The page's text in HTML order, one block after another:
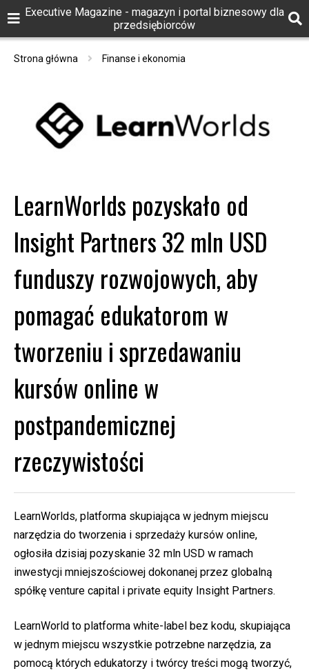
Executive Magazine - magazyn i portal biznesowy dla
przedsiębiorców
Strona główna Finanse i ekonomia
LearnWorlds pozyskało od
Insight Partners 32 mln USD
funduszy rozwojowych, aby
pomagać edukatorom w
tworzeniu i sprzedawaniu
kursów online w
postpandemicznej
rzeczywistości
LearnWorlds, platforma skupiająca w jednym miejscu
narzędzia do tworzenia i sprzedaży kursów online,
ogłosiła dzisiaj pozyskanie 32 mln USD w ramach
inwestycji mniejszościowej dokonanej przez globalną
spółkę venture capital i private equity Insight Partners.
LearnWorld to platforma white-label bez kodu, skupiająca
w jednym miejscu wszystkie potrzebne narzędzia, za
pomocą których edukatorzy i twórcy treści mogą tworzyć,